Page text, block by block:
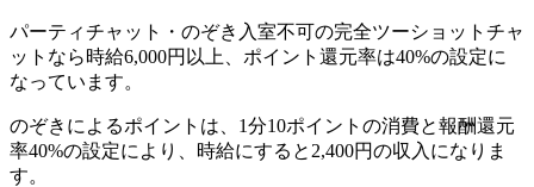
パーティチャット・のぞき入室不可の完全ツーショットチャ
ットなら時給6,000円以上、ポイント還元率は40%の設定に
なっています。
のぞきによるポイントは、1分10ポイントの消費と報酬還元
率40%の設定により、時給にすると2,400円の収入になりま
す。